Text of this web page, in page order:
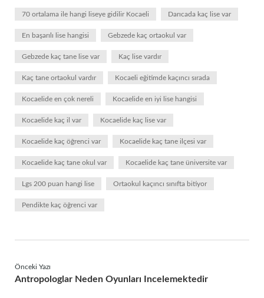
70 ortalama ile hangi liseye gidilir Kocaeli Darıcada kaç lise var
En başarılı lise hangisi Gebzede kaç ortaokul var
Gebzede kaç tane lise var Kaç lise vardır
Kaç tane ortaokul vardır Kocaeli eğitimde kaçıncı sırada
Kocaelide en çok nereli Kocaelide en iyi lise hangisi
Kocaelide kaç il var Kocaelide kaç lise var
Kocaelide kaç öğrenci var Kocaelide kaç tane ilçesi var
Kocaelide kaç tane okul var Kocaelide kaç tane üniversite var
Lgs 200 puan hangi lise Ortaokul kaçıncı sınıfta bitiyor
Pendikte kaç öğrenci var
Önceki Yazı
Antropologlar Neden Oyunları Incelemektedir